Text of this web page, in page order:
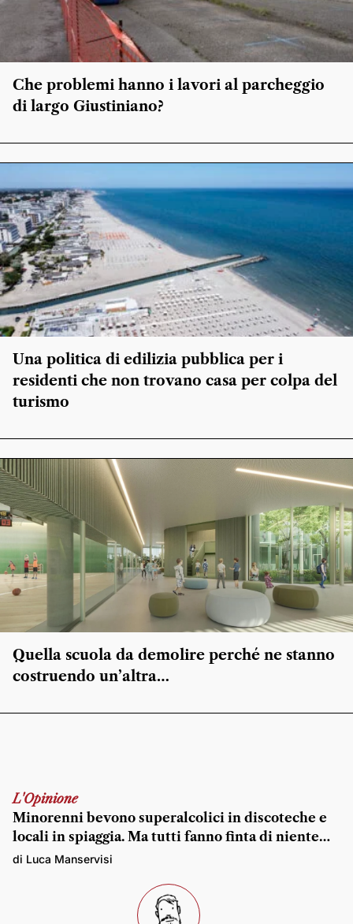
Che problemi hanno i lavori al parcheggio
di largo Giustiniano?
Una politica di edilizia pubblica per i
residenti che non trovano casa per colpa del
turismo
Quella scuola da demolire perché ne stanno
costruendo un’altra…
L'Opinione
Minorenni bevono superalcolici in discoteche e
locali in spiaggia. Ma tutti fanno finta di niente…
di Luca Manservisi